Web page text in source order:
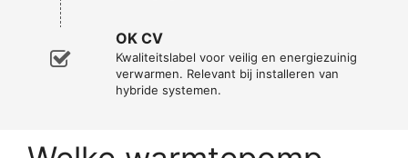
OK CV
Kwaliteitslabel voor veilig en energiezuinig
verwarmen. Relevant bij installeren van
hybride systemen.